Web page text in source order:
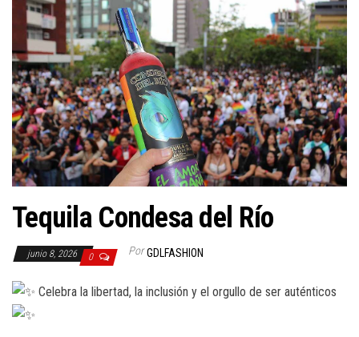
Tequila Condesa del Río
junio 8, 2026 0 Por GDLFASHION
Celebra la libertad, la inclusión y el orgullo de ser auténticos